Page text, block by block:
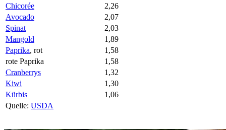
Chicorée
2,26
Avocado
2,07
Spinat
2,03
Mangold
1,89
Paprika, rot
1,58
rote Paprika
1,58
Cranberrys
1,32
Kiwi
1,30
Kürbis
1,06
Quelle: USDA